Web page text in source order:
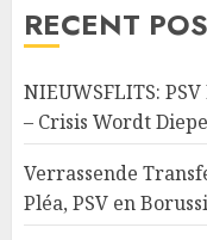
RECENT
NIEUWSFLITS:
– Crisis Wordt
Verrassende
Pléa, PSV en